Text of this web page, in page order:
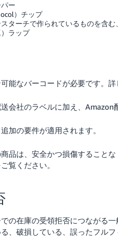
ー
）チップ
ターチで作られているものを含
ラップ
能なバーコードが必要です。詳
会社のラベルに加え、Amazon
加の要件が適用されます。
品は、安全かつ損傷すること
覧ください。
の在庫の受領拒否につながる
、破損している、誤ったフル